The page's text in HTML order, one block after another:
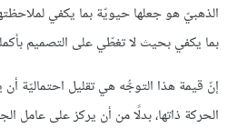
الذهبيّ هو جعلها حيويّة بما يكفي
بما يكفي بحيث لا تغطّي على التصميم
إنّ قيمة هذا التوجُّه هي تقليل احتماليّة
الحركة ذاتها، بدلًا من أن يركز على عامل